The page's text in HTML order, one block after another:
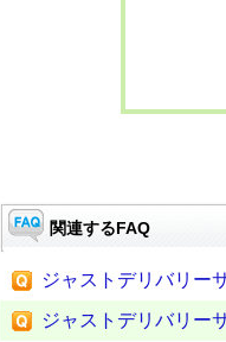
関連するFAQ
ジャストデリバリー
ジャストデリバリー